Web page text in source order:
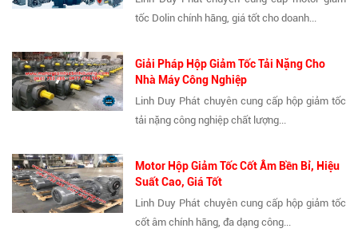
tốc Dolin chính hãng, giá tốt cho doanh...
Giải Pháp Hộp Giảm Tốc Tải Nặng Cho
Nhà Máy Công Nghiệp
Linh Duy Phát chuyên cung cấp hộp giảm tốc
tải nặng công nghiệp chất lượng...
Motor Hộp Giảm Tốc Cốt Âm Bền Bỉ, Hiệu
Suất Cao, Giá Tốt
Linh Duy Phát chuyên cung cấp hộp giảm tốc
cốt âm chính hãng, đa dạng công...